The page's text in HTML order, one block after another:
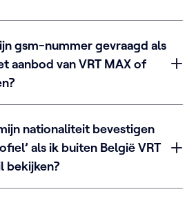
gsm-nummer gevraagd als
aanbod van VRT MAX of
nationaliteit bevestigen
als ik buiten België VRT
bekijken?